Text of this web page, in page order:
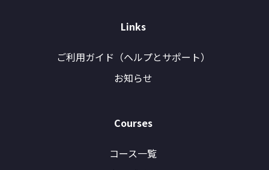
Links
ご利用ガイド（ヘルプとサポート）
お知らせ
Courses
コース一覧